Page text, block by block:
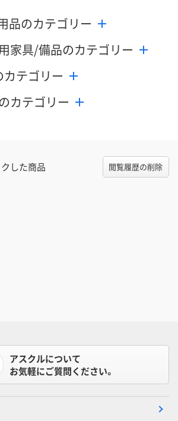
品のカテゴリー
家具/備品のカテゴリー
テゴリー
カテゴリー
した商品 閲覧履歴の削除
アスクルについて
お気軽にご質問ください。